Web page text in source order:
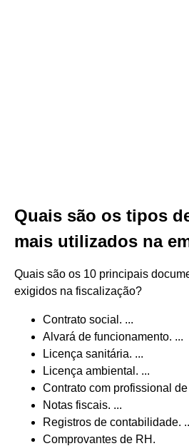
Quais são os tipos
mais utilizados na
Quais são os 10 principais
exigidos na fiscalização?
Contrato social. ...
Alvará de funcionamento. ...
Licença sanitária. ...
Licença ambiental. ...
Contrato com profissional
Notas fiscais. ...
Registros de contabilidade.
Comprovantes de RH.